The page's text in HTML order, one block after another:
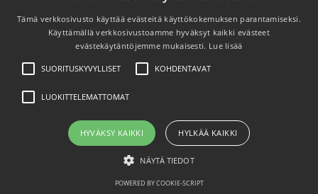
Elämäntyyli
Haaste
Hidasmuoti
Tämä verkkosivusto käyttää evästeitä käyttökokemuksen parantamiseksi.
Käyttämällä verkkosivustoamme hyväksyt kaikki evästeet
evästekäytäntöjemme mukaisesti. Lue lisää
SUORITUSKYVYLLISET KOHDENTAVAT
LUOKITTELEMATTOMAT
HYVÄKSY KAIKKI HYLKÄÄ KAIKKI
NÄYTÄ TIEDOT
POWERED BY COOKIE-SCRIPT